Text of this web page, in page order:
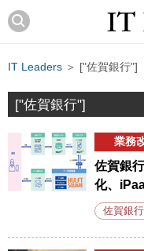
IT Leaders ＞ ["佐賀銀行"]
["佐賀銀行"]
業務
佐賀銀
化、
佐賀銀行